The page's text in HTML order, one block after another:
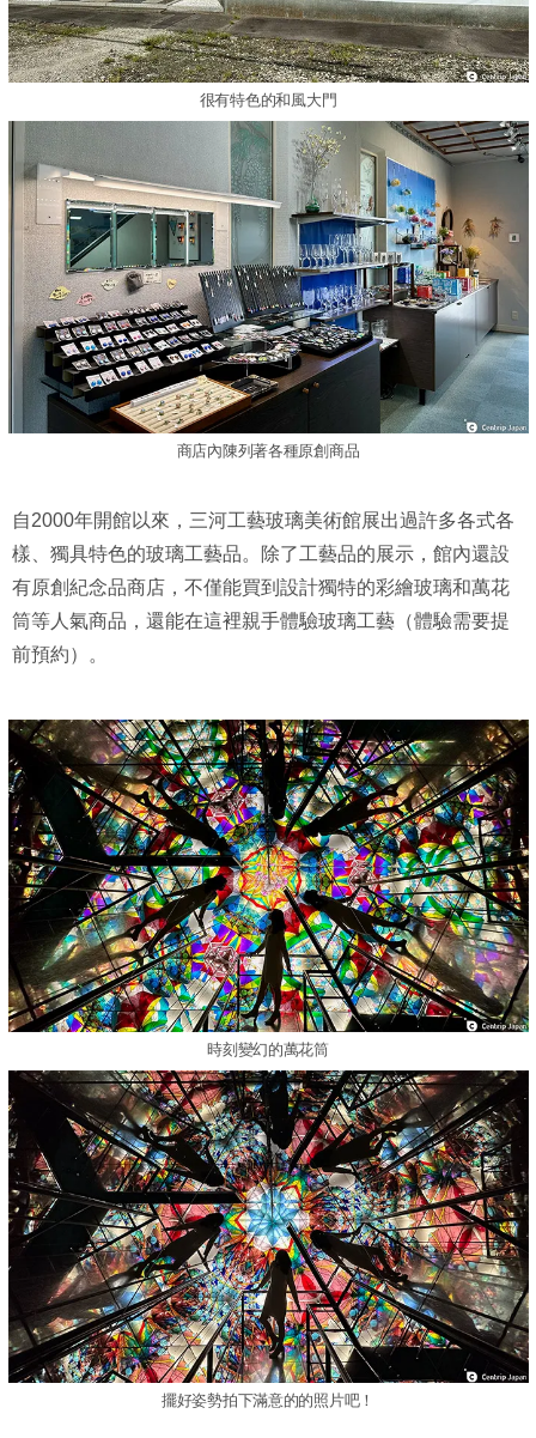
很有特色的和風大門
商店內陳列著各種原創商品
自2000年開館以來，三河工藝玻璃美術館展出過許多各式各
樣、獨具特色的玻璃工藝品。除了工藝品的展示，館內還設
有原創紀念品商店，不僅能買到設計獨特的彩繪玻璃和萬花
筒等人氣商品，還能在這裡親手體驗玻璃工藝（體驗需要提
前預約）。
時刻變幻的萬花筒
擺好姿勢拍下滿意的的照片吧！